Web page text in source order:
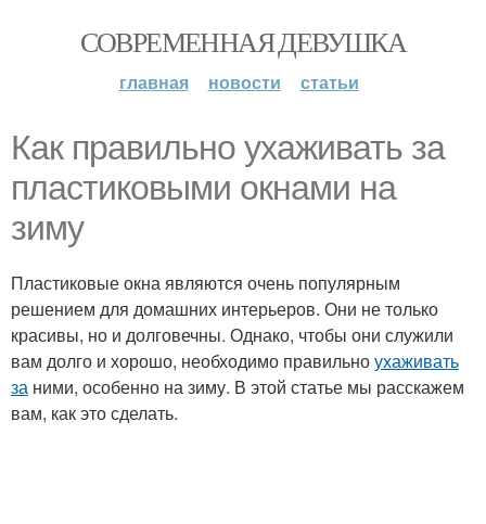
СОВРЕМЕННАЯ ДЕВУШКА
главная новости статьи
Как правильно ухаживать за
пластиковыми окнами на
зиму
Пластиковые окна являются очень популярным
решением для домашних интерьеров. Они не только
красивы, но и долговечны. Однако, чтобы они служили
вам долго и хорошо, необходимо правильноухаживать
за ними, особенно на зиму. В этой статье мы расскажем
вам, как это сделать.